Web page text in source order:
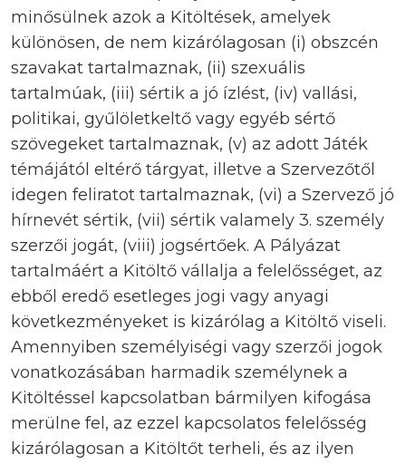
minősülnek azok a Kitöltések, amelyek
különösen, de nem kizárólagosan (i) obszcén
szavakat tartalmaznak, (ii) szexuális
tartalmúak, (iii) sértik a jó ízlést, (iv) vallási,
politikai, gyűlöletkeltő vagy egyéb sértő
szövegeket tartalmaznak, (v) az adott Játék
témájától eltérő tárgyat, illetve a Szervezőtől
idegen feliratot tartalmaznak, (vi) a Szervező jó
hírnevét sértik, (vii) sértik valamely 3. személy
szerzői jogát, (viii) jogsértőek. A Pályázat
tartalmáért a Kitöltő vállalja a felelősséget, az
ebből eredő esetleges jogi vagy anyagi
következményeket is kizárólag a Kitöltő viseli.
Amennyiben személyiségi vagy szerzői jogok
vonatkozásában harmadik személynek a
Kitöltéssel kapcsolatban bármilyen kifogása
merülne fel, az ezzel kapcsolatos felelősség
kizárólagosan a Kitöltőt terheli, és az ilyen